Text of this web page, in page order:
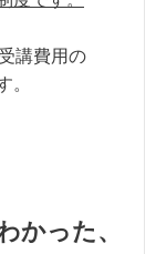
講費用の
。
かった、